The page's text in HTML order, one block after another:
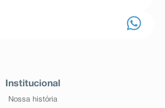
Institucional
Nossa história